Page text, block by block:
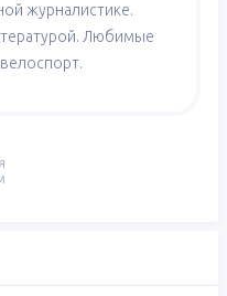
журналистике.
Любимые